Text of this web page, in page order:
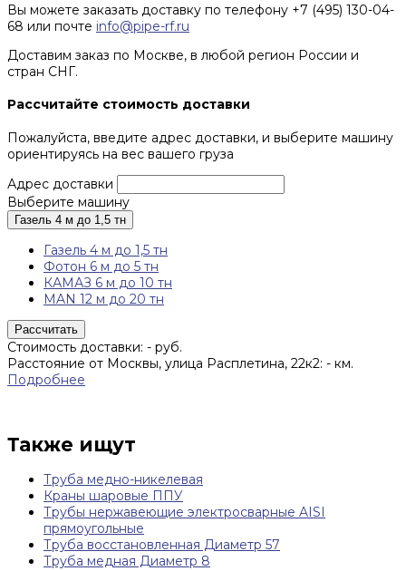
Вы можете заказать доставку по телефону +7 (495) 130-04-
68 или почте info@pipe-rf.ru
Доставим заказ по Москве, в любой регион России и
стран СНГ.
Рассчитайте стоимость доставки
Пожалуйста, введите адрес доставки, и выберите машину
ориентируясь на вес вашего груза
Адрес доставки
Выберите машину
Газель 4 м до 1,5 тн
Газель 4 м до 1,5 тн
Фотон 6 м до 5 тн
КАМАЗ 6 м до 10 тн
MAN 12 м до 20 тн
Рассчитать
Стоимость доставки: - руб.
Расстояние от Москвы, улица Расплетина, 22к2: - км.
Подробнее
Также ищут
Труба медно-никелевая
Краны шаровые ППУ
Трубы нержавеющие электросварные AISI
прямоугольные
Труба восстановленная Диаметр 57
Труба медная Диаметр 8